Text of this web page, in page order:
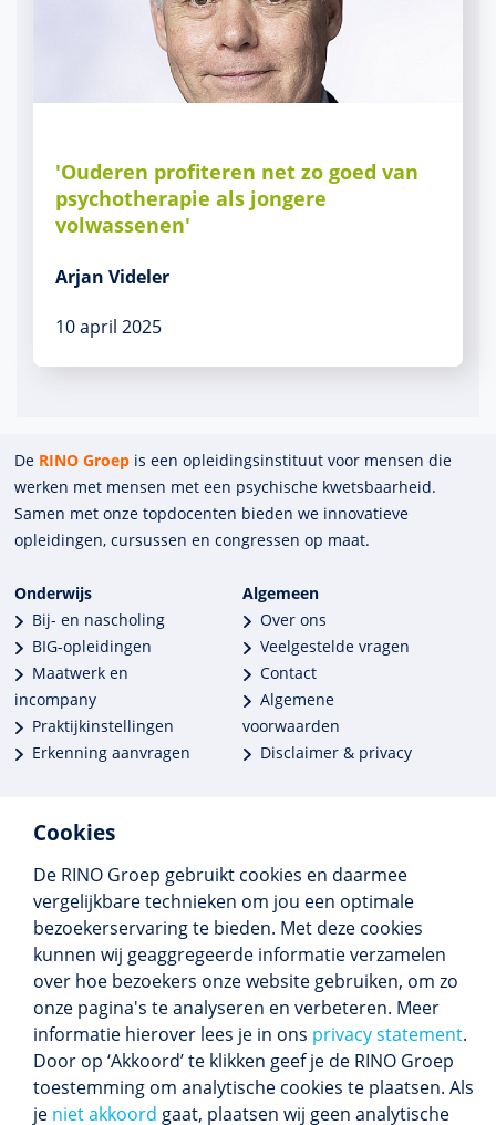
Cookies
De RINO Groep gebruikt cookies en daarmee
vergelijkbare technieken om jou een optimale
bezoekerservaring te bieden. Met deze cookies
kunnen wij geaggregeerde informatie verzamelen
over hoe bezoekers onze website gebruiken, om zo
onze pagina's te analyseren en verbeteren. Meer
informatie hierover lees je in ons privacy statement.
Door op ‘Akkoord’ te klikken geef je de RINO Groep
toestemming om analytische cookies te plaatsen. Als
je niet akkoord gaat, plaatsen wij geen analytische
'Ouderen profiteren net zo goed van
psychotherapie als jongere
volwassenen'
Arjan Videler
10 april 2025
De RINO Groep is een opleidings­insti­tuut voor mensen die
werken met mensen met een psychische kwets­baar­heid.
Samen met onze top­docenten bieden we innova­tieve
opleidingen, cursussen en congres­sen op maat.
Onderwijs
Bij- en nascholing
BIG-opleidingen
Maatwerk en
incompany
Praktijkinstellingen
Erkenning aanvragen
Algemeen
Over ons
Veelgestelde vragen
Contact
Algemene
voorwaarden
Disclaimer & privacy
Meer dan 250 opleidingen
Alle BIG-opleidingen in huis
Cedeo-erkend en CRKBO-geregistreerd
Gemiddelde beoordeling 8,4
Volg ons
Blijf op de hoogte van het (nieuwe) scholings­
aanbod en ons laatste nieuws.